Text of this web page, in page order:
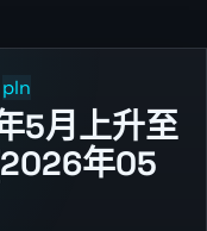
pln
5月上升至
年05